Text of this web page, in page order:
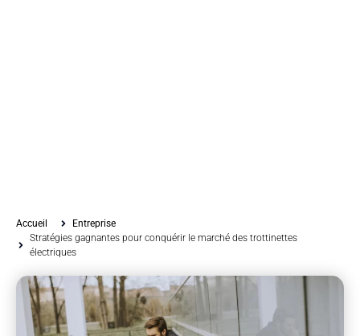
Accueil
Entreprise
Stratégies gagnantes pour conquérir le marché des trottinettes
électriques